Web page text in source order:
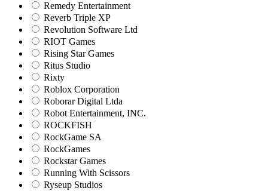
Remedy Entertainment
Reverb Triple XP
Revolution Software Ltd
RIOT Games
Rising Star Games
Ritus Studio
Rixty
Roblox Corporation
Roborar Digital Ltda
Robot Entertainment, INC.
ROCKFISH
RockGame SA
RockGames
Rockstar Games
Running With Scissors
Ryseup Studios